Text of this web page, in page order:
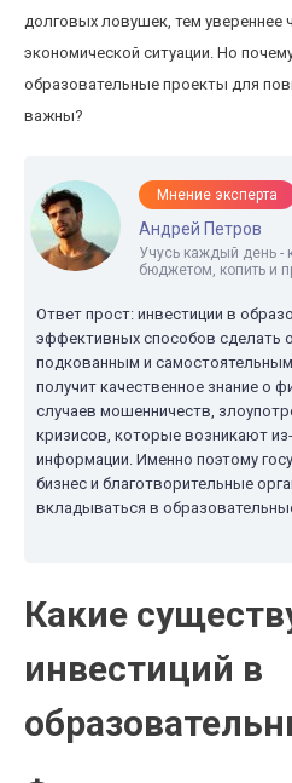
долговых ловушек, тем увереннее
экономической ситуации. Но
образовательные проекты для
важны?
Мнение эксперта
Андрей Петров
Учусь каждый день -
бюджетом, копить и
Ответ прост: инвестиции в
эффективных способов сделать
подкованным и
получит качественное знание о
случаев мошенничеств,
кризисов, которые возникают
информации. Именно поэтому
бизнес и благотворительные
вкладываться в
Какие
инвестиций в